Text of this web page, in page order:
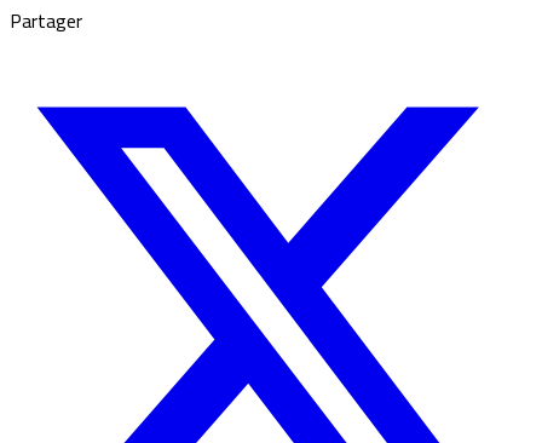
Partager